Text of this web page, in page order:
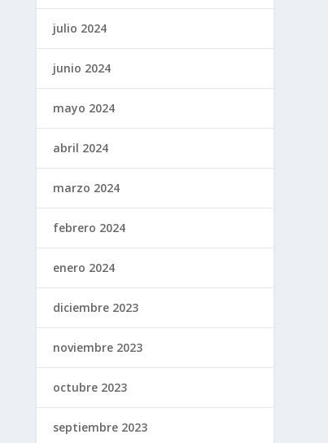
julio 2024
junio 2024
mayo 2024
abril 2024
marzo 2024
febrero 2024
enero 2024
diciembre 2023
noviembre 2023
octubre 2023
septiembre 2023